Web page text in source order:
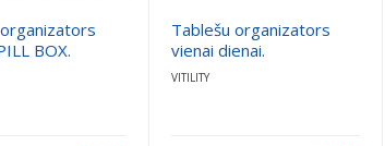
BOX.
Tablešu organizators
vienai dienai.
VITILITY